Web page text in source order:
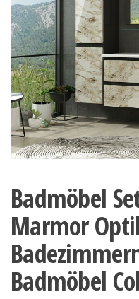
Badmöbel
Marmor
Badmöbel